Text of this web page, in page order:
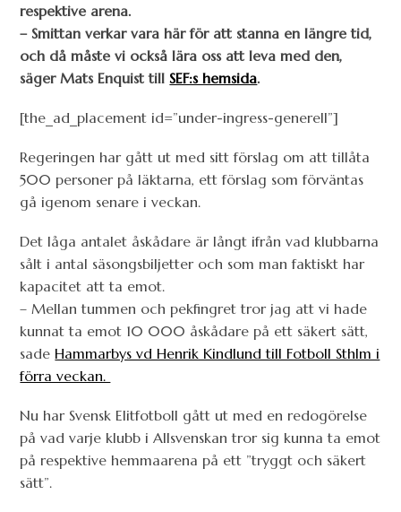
respektive arena.
– Smittan verkar vara här för att stanna en längre tid,
och då måste vi också lära oss att leva med den,
säger Mats Enquist tillSEF:s hemsida.
[the_ad_placement id=”under-ingress-generell”]
Regeringen har gått ut med sitt förslag om att tillåta
500 personer på läktarna, ett förslag som förväntas
gå igenom senare i veckan.
Det låga antalet åskådare är långt ifrån vad klubbarna
sålt i antal säsongsbiljetter och som man faktiskt har
kapacitet att ta emot.
– Mellan tummen och pekfingret tror jag att vi hade
kunnat ta emot 10 000 åskådare på ett säkert sätt,
sadeHammarbys vd Henrik Kindlund till Fotboll Sthlm i
förra veckan.
Nu har Svensk Elitfotboll gått ut med en redogörelse
på vad varje klubb i Allsvenskan tror sig kunna ta emot
på respektive hemmaarena på ett ”tryggt och säkert
sätt”.